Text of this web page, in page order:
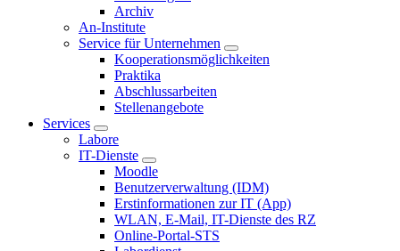
Archiv
An-Institute
Service für Unternehmen
Kooperationsmöglichkeiten
Praktika
Abschlussarbeiten
Stellenangebote
Services
Labore
IT-Dienste
Moodle
Benutzerverwaltung (IDM)
Erstinformationen zur IT (App)
WLAN, E-Mail, IT-Dienste des RZ
Online-Portal-STS